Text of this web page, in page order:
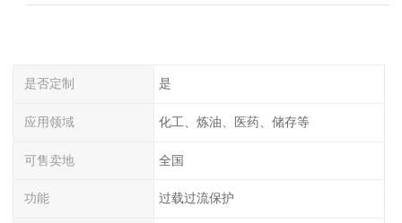
是否定制 是
应用领域 化工、炼油、医药、储存等
可售卖地 全国
功能 过载过流保护